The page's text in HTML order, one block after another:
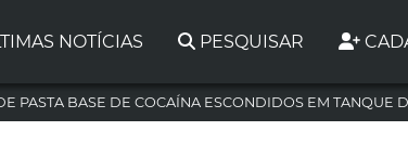
NOTÍCIAS PESQUISAR
PASTA BASE DE COCAÍNA ESCONDIDOS EM TANQUE